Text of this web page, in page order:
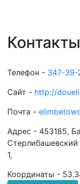
Контакты
Телефон - 347-39-
Сайт - http://
Почта -
Адрес - 453185,
1,
Координаты -